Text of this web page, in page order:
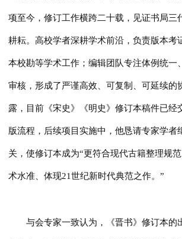
项至今，修订工作横跨二十载，见证书局三
耕耘。高校学者深耕学术前沿，负责版本考
本校勘等学术工作；编辑团队专注体例统一
审核，形成了严谨高效、可复制、可延续的
露，目前《宋史》《明史》修订本稿件已经
版流程，后续项目实施中，他恳请专家学者
关，使修订本成为“更符合现代古籍整理规
术水准、体现21世纪新时代典范之作。”
与会专家一致认为，《晋书》修订本的